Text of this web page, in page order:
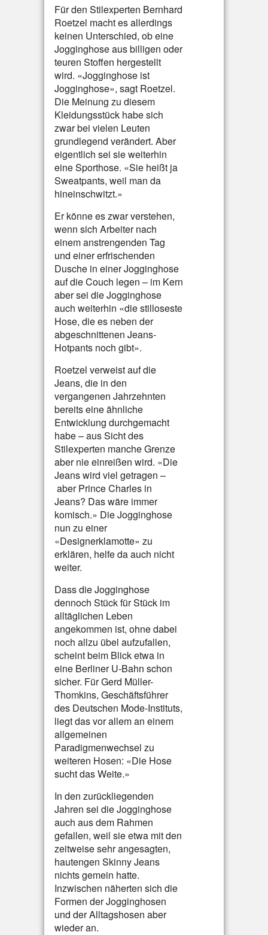
Für den Stilexperten Bernhard
Roetzel macht es allerdings
keinen Unterschied, ob eine
Jogginghose aus billigen oder
teuren Stoffen hergestellt
wird. «Jogginghose ist
Jogginghose», sagt Roetzel.
Die Meinung zu diesem
Kleidungsstück habe sich
zwar bei vielen Leuten
grundlegend verändert. Aber
eigentlich sei sie weiterhin
eine Sporthose. «Sie heißt ja
Sweatpants, weil man da
hineinschwitzt.»
Er könne es zwar verstehen,
wenn sich Arbeiter nach
einem anstrengenden Tag
und einer erfrischenden
Dusche in einer Jogginghose
auf die Couch legen – im Kern
aber sei die Jogginghose
auch weiterhin «die stilloseste
Hose, die es neben der
abgeschnittenen Jeans-
Hotpants noch gibt».
Roetzel verweist auf die
Jeans, die in den
vergangenen Jahrzehnten
bereits eine ähnliche
Entwicklung durchgemacht
habe – aus Sicht des
Stilexperten manche Grenze
aber nie einreißen wird. «Die
Jeans wird viel getragen –
aber Prince Charles in
Jeans? Das wäre immer
komisch.» Die Jogginghose
nun zu einer
«Designerklamotte» zu
erklären, helfe da auch nicht
weiter.
Dass die Jogginghose
dennoch Stück für Stück im
alltäglichen Leben
angekommen ist, ohne dabei
noch allzu übel aufzufallen,
scheint beim Blick etwa in
eine Berliner U-Bahn schon
sicher. Für Gerd Müller-
Thomkins, Geschäftsführer
des Deutschen Mode-Instituts,
liegt das vor allem an einem
allgemeinen
Paradigmenwechsel zu
weiteren Hosen: «Die Hose
sucht das Weite.»
In den zurückliegenden
Jahren sei die Jogginghose
auch aus dem Rahmen
gefallen, weil sie etwa mit den
zeitweise sehr angesagten,
hautengen Skinny Jeans
nichts gemein hatte.
Inzwischen näherten sich die
Formen der Jogginghosen
und der Alltagshosen aber
wieder an.